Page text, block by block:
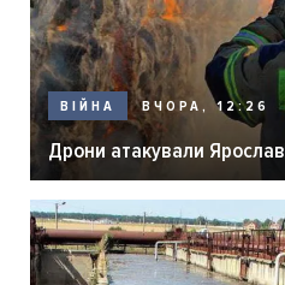
ВІЙНА ВЧОРА, 12:26
Дрони атакували